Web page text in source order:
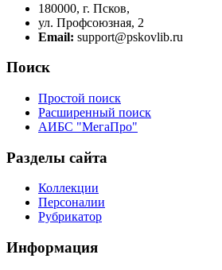
180000, г. Псков,
ул. Профсоюзная, 2
Email: support@pskovlib.ru
Поиск
Простой поиск
Расширенный поиск
АИБС "МегаПро"
Разделы сайта
Коллекции
Персоналии
Рубрикатор
Информация